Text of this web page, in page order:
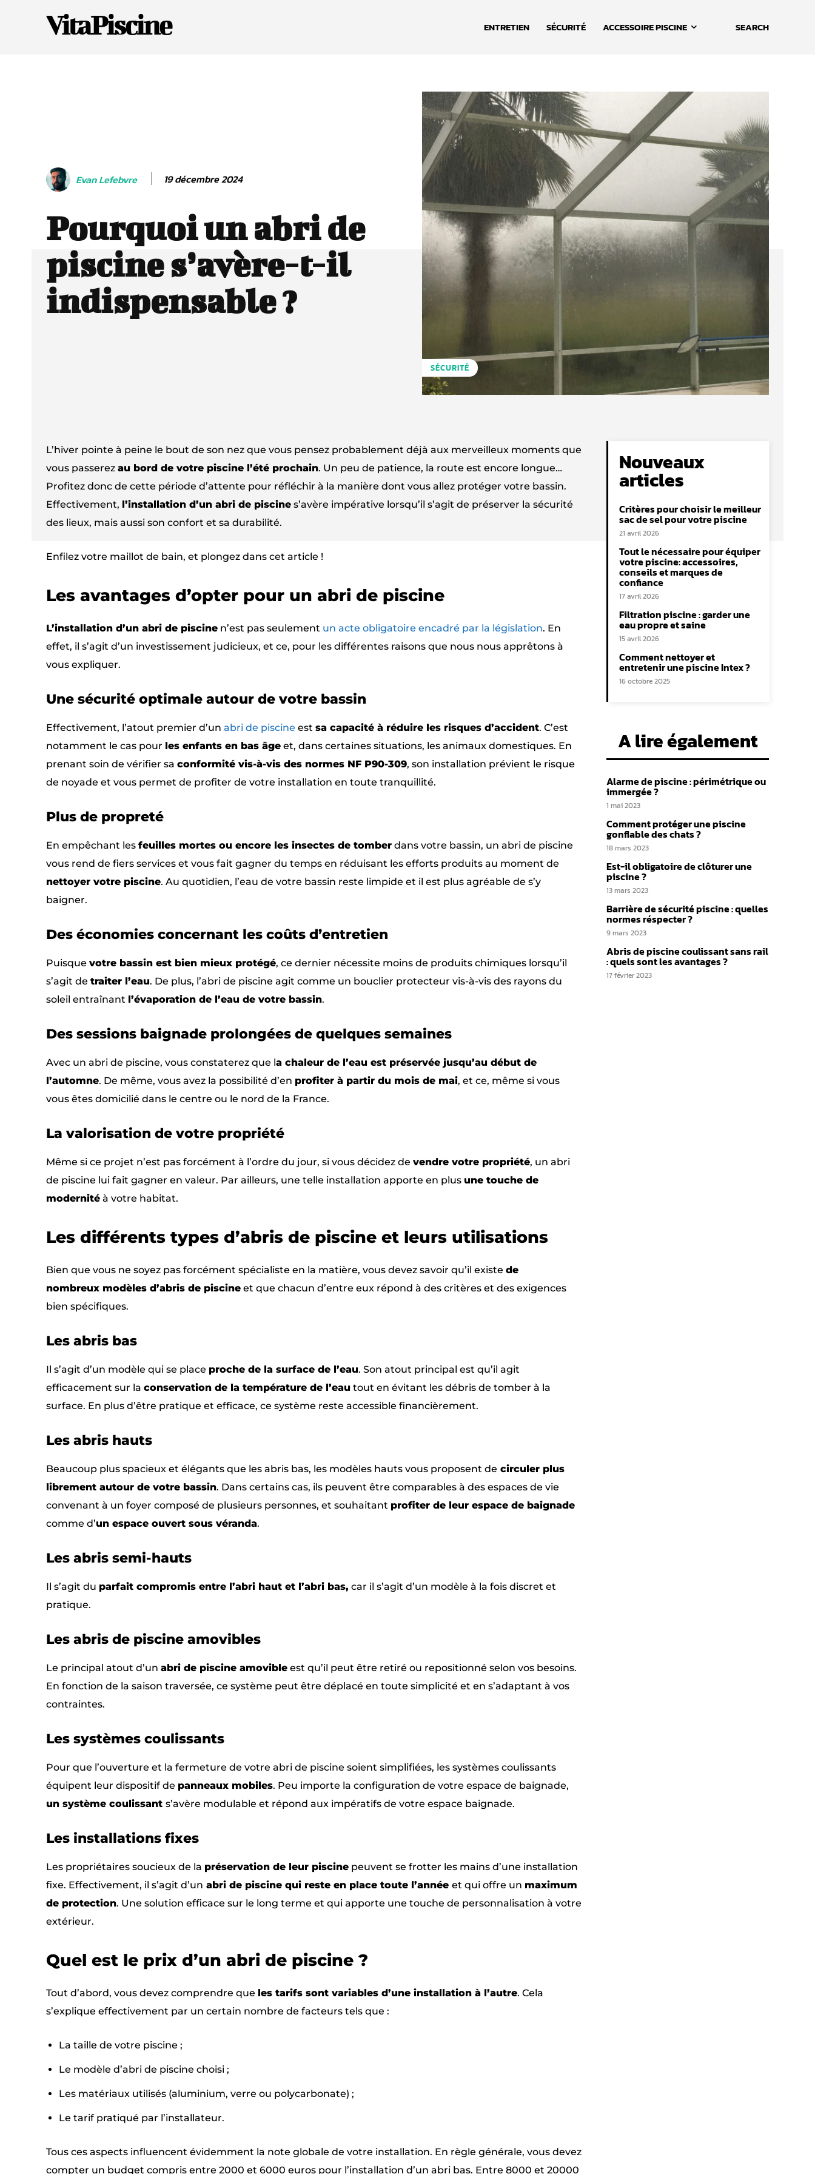
VitaPiscine SEARCH
ENTRETIEN SÉCURITÉ ACCESSOIRE PISCINE
Evan Lefebvre 19 décembre 2024
Pourquoi un abri de
piscine s’avère-t-il
indispensable ?
SÉCURITÉ
L’hiver pointe à peine le bout de son nez que vous pensez probablement déjà aux merveilleux moments que
vous passerez au bord de votre piscine l’été prochain. Un peu de patience, la route est encore longue…
Profitez donc de cette période d’attente pour réfléchir à la manière dont vous allez protéger votre bassin.
Effectivement, l’installation d’un abri de piscine s’avère impérative lorsqu’il s’agit de préserver la sécurité
des lieux, mais aussi son confort et sa durabilité.
Enfilez votre maillot de bain, et plongez dans cet article !
Les avantages d’opter pour un abri de piscine
L’installation d’un abri de piscine n’est pas seulement un acte obligatoire encadré par la législation. En
effet, il s’agit d’un investissement judicieux, et ce, pour les différentes raisons que nous nous apprêtons à
vous expliquer.
Une sécurité optimale autour de votre bassin
Effectivement, l’atout premier d’un abri de piscine est sa capacité à réduire les risques d’accident. C’est
notamment le cas pour les enfants en bas âge et, dans certaines situations, les animaux domestiques. En
prenant soin de vérifier sa conformité vis-à-vis des normes NF P90-309, son installation prévient le risque
de noyade et vous permet de profiter de votre installation en toute tranquillité.
Plus de propreté
En empêchant les feuilles mortes ou encore les insectes de tomber dans votre bassin, un abri de piscine
vous rend de fiers services et vous fait gagner du temps en réduisant les efforts produits au moment de
nettoyer votre piscine. Au quotidien, l’eau de votre bassin reste limpide et il est plus agréable de s’y
baigner.
Des économies concernant les coûts d’entretien
Puisque votre bassin est bien mieux protégé, ce dernier nécessite moins de produits chimiques lorsqu’il
s’agit de traiter l’eau. De plus, l’abri de piscine agit comme un bouclier protecteur vis-à-vis des rayons du
soleil entraînant l’évaporation de l’eau de votre bassin.
Des sessions baignade prolongées de quelques semaines
Avec un abri de piscine, vous constaterez que la chaleur de l’eau est préservée jusqu’au début de
l’automne. De même, vous avez la possibilité d’en profiter à partir du mois de mai, et ce, même si vous
vous êtes domicilié dans le centre ou le nord de la France.
La valorisation de votre propriété
Même si ce projet n’est pas forcément à l’ordre du jour, si vous décidez de vendre votre propriété, un abri
de piscine lui fait gagner en valeur. Par ailleurs, une telle installation apporte en plus une touche de
modernité à votre habitat.
Les différents types d’abris de piscine et leurs utilisations
Bien que vous ne soyez pas forcément spécialiste en la matière, vous devez savoir qu’il existe de
nombreux modèles d’abris de piscine et que chacun d’entre eux répond à des critères et des exigences
bien spécifiques.
Les abris bas
Il s’agit d’un modèle qui se place proche de la surface de l’eau. Son atout principal est qu’il agit
efficacement sur la conservation de la température de l’eau tout en évitant les débris de tomber à la
surface. En plus d’être pratique et efficace, ce système reste accessible financièrement.
Les abris hauts
Beaucoup plus spacieux et élégants que les abris bas, les modèles hauts vous proposent de circuler plus
librement autour de votre bassin. Dans certains cas, ils peuvent être comparables à des espaces de vie
convenant à un foyer composé de plusieurs personnes, et souhaitant profiter de leur espace de baignade
comme d’un espace ouvert sous véranda.
Les abris semi-hauts
Il s’agit du parfait compromis entre l’abri haut et l’abri bas, car il s’agit d’un modèle à la fois discret et
pratique.
Les abris de piscine amovibles
Le principal atout d’un abri de piscine amovible est qu’il peut être retiré ou repositionné selon vos besoins.
En fonction de la saison traversée, ce système peut être déplacé en toute simplicité et en s’adaptant à vos
contraintes.
Les systèmes coulissants
Pour que l’ouverture et la fermeture de votre abri de piscine soient simplifiées, les systèmes coulissants
équipent leur dispositif de panneaux mobiles. Peu importe la configuration de votre espace de baignade,
un système coulissant s’avère modulable et répond aux impératifs de votre espace baignade.
Les installations fixes
Les propriétaires soucieux de la préservation de leur piscine peuvent se frotter les mains d’une installation
fixe. Effectivement, il s’agit d’un abri de piscine qui reste en place toute l’année et qui offre un maximum
de protection. Une solution efficace sur le long terme et qui apporte une touche de personnalisation à votre
extérieur.
Quel est le prix d’un abri de piscine ?
Tout d’abord, vous devez comprendre que les tarifs sont variables d’une installation à l’autre. Cela
s’explique effectivement par un certain nombre de facteurs tels que :
La taille de votre piscine ;
Le modèle d’abri de piscine choisi ;
Les matériaux utilisés (aluminium, verre ou polycarbonate) ;
Le tarif pratiqué par l’installateur.
Tous ces aspects influencent évidemment la note globale de votre installation. En règle générale, vous devez
compter un budget compris entre 2000 et 6000 euros pour l’installation d’un abri bas. Entre 8000 et 20000
Nouveaux
articles
Critères pour choisir le meilleur
sac de sel pour votre piscine
21 avril 2026
Tout le nécessaire pour équiper
votre piscine: accessoires,
conseils et marques de
confiance
17 avril 2026
Filtration piscine : garder une
eau propre et saine
15 avril 2026
Comment nettoyer et
entretenir une piscine Intex ?
16 octobre 2025
A lire également
Alarme de piscine : périmétrique ou
immergée ?
1 mai 2023
Comment protéger une piscine
gonflable des chats ?
18 mars 2023
Est-il obligatoire de clôturer une
piscine ?
13 mars 2023
Barrière de sécurité piscine : quelles
normes réspecter ?
9 mars 2023
Abris de piscine coulissant sans rail
: quels sont les avantages ?
17 février 2023